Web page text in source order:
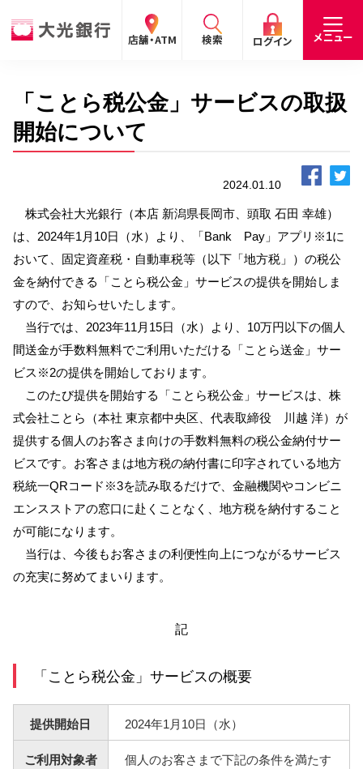
店舗・ATM 検索 ログイン メニュー
閉じる
手数料 預金金利 お問合わせ
お客さま
お客さま
企業・
IR情報
情報
閉じる
個人のお客さま
サービスのご案内 ログイン
デビット会員用 Web
（デビットカードをご利用のお客さま向け）
サービスのご案内
たいこうインターネット投信
サービスのご案内 ログイン
たいこうNavi
（たいこうNaviをご利用のお客さま向け）
サービスのご案内 ログイン（※）
※たいこうNaviはウェルスナビ株式会社が提供するサービスです。
これより先のページは、ウェルスナビ株式会社が運営するサイトとなりま
す。
法人のお客さま
たいこうオフィスe-バンキング
サービスのご案内
NBセンター
閉じる
「ことら税公金」サービスの取扱
開始について
2024.01.10
株式会社大光銀行（本店 新潟県長岡市、頭取 石田 幸雄）
は、2024年1月10日（水）より、「Bank Pay」アプリ※1に
おいて、固定資産税・自動車税等（以下「地方税」）の税公
金を納付できる「ことら税公金」サービスの提供を開始しま
すので、お知らせいたします。
当行では、2023年11月15日（水）より、10万円以下の個人
間送金が手数料無料でご利用いただける「ことら送金」サー
ビス※2の提供を開始しております。
このたび提供を開始する「ことら税公金」サービスは、株
式会社ことら（本社 東京都中央区、代表取締役 川越 洋）が
提供する個人のお客さま向けの手数料無料の税公金納付サー
ビスです。お客さまは地方税の納付書に印字されている地方
税統一QRコード※3を読み取るだけで、金融機関やコンビニ
エンスストアの窓口に赴くことなく、地方税を納付すること
が可能になります。
当行は、今後もお客さまの利便性向上につながるサービス
の充実に努めてまいります。
記
「ことら税公金」サービスの概要
提供開始日 2024年1月10日（水）
ご利用対象者
個人のお客さまで下記の条件を満たす